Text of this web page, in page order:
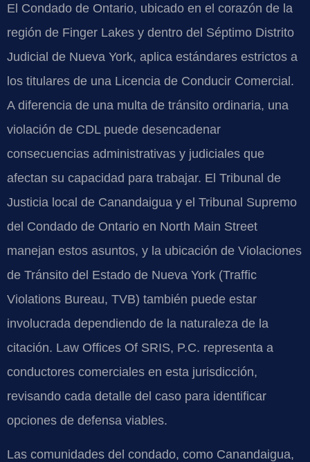
El Condado de Ontario, ubicado en el corazón de la
región de Finger Lakes y dentro del Séptimo Distrito
Judicial de Nueva York, aplica estándares estrictos a
los titulares de una Licencia de Conducir Comercial.
A diferencia de una multa de tránsito ordinaria, una
violación de CDL puede desencadenar
consecuencias administrativas y judiciales que
afectan su capacidad para trabajar. El Tribunal de
Justicia local de Canandaigua y el Tribunal Supremo
del Condado de Ontario en North Main Street
manejan estos asuntos, y la ubicación de Violaciones
de Tránsito del Estado de Nueva York (Traffic
Violations Bureau, TVB) también puede estar
involucrada dependiendo de la naturaleza de la
citación. Law Offices Of SRIS, P.C. representa a
conductores comerciales en esta jurisdicción,
revisando cada detalle del caso para identificar
opciones de defensa viables.
Las comunidades del condado, como Canandaigua,